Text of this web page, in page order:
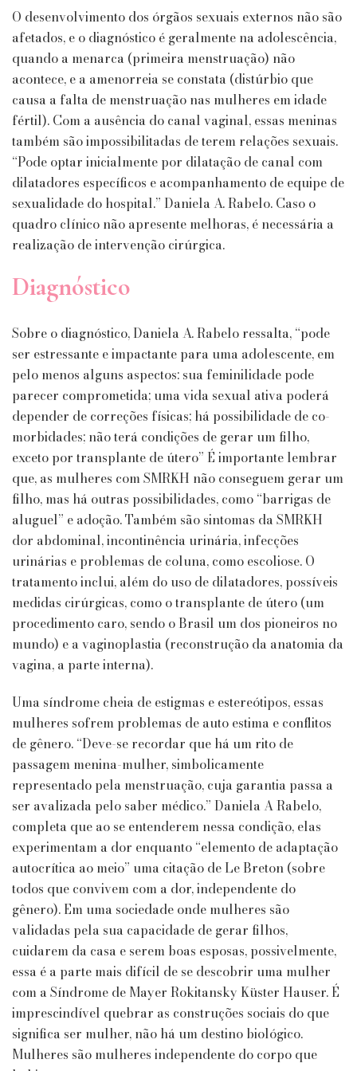
O desenvolvimento dos órgãos sexuais externos não são
afetados, e o diagnóstico é geralmente na adolescência,
quando a menarca (primeira menstruação) não
acontece, e a amenorreia se constata (distúrbio que
causa a falta de menstruação nas mulheres em idade
fértil). Com a ausência do canal vaginal, essas meninas
também são impossibilitadas de terem relações sexuais.
“Pode optar inicialmente por dilatação de canal com
dilatadores específicos e acompanhamento de equipe de
sexualidade do hospital.” Daniela A. Rabelo. Caso o
quadro clínico não apresente melhoras, é necessária a
realização de intervenção cirúrgica.
Diagnóstico
Sobre o diagnóstico, Daniela A. Rabelo ressalta, “pode
ser estressante e impactante para uma adolescente, em
pelo menos alguns aspectos: sua feminilidade pode
parecer comprometida; uma vida sexual ativa poderá
depender de correções físicas; há possibilidade de co-
morbidades; não terá condições de gerar um filho,
exceto por transplante de útero” É importante lembrar
que, as mulheres com SMRKH não conseguem gerar um
filho, mas há outras possibilidades, como “barrigas de
aluguel” e adoção. Também são sintomas da SMRKH
dor abdominal, incontinência urinária, infecções
urinárias e problemas de coluna, como escoliose. O
tratamento inclui, além do uso de dilatadores, possíveis
medidas cirúrgicas, como o transplante de útero (um
procedimento caro, sendo o Brasil um dos pioneiros no
mundo) e a vaginoplastia (reconstrução da anatomia da
vagina, a parte interna).
Uma síndrome cheia de estigmas e estereótipos, essas
mulheres sofrem problemas de auto estima e conflitos
de gênero. “Deve-se recordar que há um rito de
passagem menina-mulher, simbolicamente
representado pela menstruação, cuja garantia passa a
ser avalizada pelo saber médico.” Daniela A Rabelo,
completa que ao se entenderem nessa condição, elas
experimentam a dor enquanto “elemento de adaptação
autocrítica ao meio” uma citação de Le Breton (sobre
todos que convivem com a dor, independente do
gênero). Em uma sociedade onde mulheres são
validadas pela sua capacidade de gerar filhos,
cuidarem da casa e serem boas esposas, possivelmente,
essa é a parte mais difícil de se descobrir uma mulher
com a Síndrome de Mayer Rokitansky Küster Hauser. É
imprescindível quebrar as construções sociais do que
significa ser mulher, não há um destino biológico.
Mulheres são mulheres independente do corpo que